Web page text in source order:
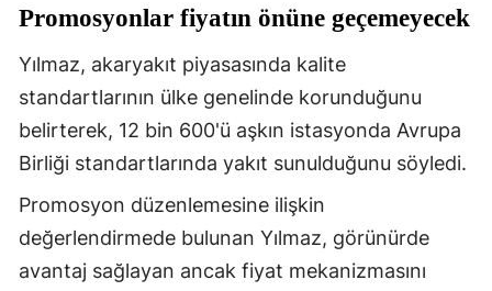
Promosyonlar fiyatın önüne geçemeyecek
Yılmaz, akaryakıt piyasasında kalite
standartlarının ülke genelinde korunduğunu
belirterek, 12 bin 600'ü aşkın istasyonda Avrupa
Birliği standartlarında yakıt sunulduğunu söyledi.
Promosyon düzenlemesine ilişkin
değerlendirmede bulunan Yılmaz, görünürde
avantaj sağlayan ancak fiyat mekanizmasını